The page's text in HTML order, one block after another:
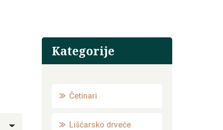
Kategorije
Četinari
Lišćarsko drveće